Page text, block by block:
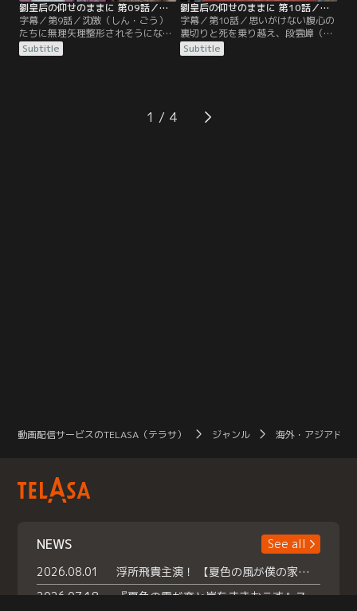
劉皇后の仰せのままに 第09話／字幕
字幕／第9話／沈傲（しん・ごう）
たちに無理矢理整形されそうになっ
た劉金鳳（りゅう・きんぽう）だっ
たが、持ち前の怪力で脱出し、事な
追いかけまわし、髪を引っ張り合う
大ゲンカをした末に、皇宮を出てい
Subtitle
劉皇后の仰せのままに 第10話／字幕
字幕／第10話／思いがけない腹心の
裏切りと死を乗り越え、段雲嶂（だ
ん・うんしょう）は親政を実現すべ
く、新たな策を講じる。それは宿敵
たと疑われた劉金鳳（りゅう・きん
ぽう）は冷宮送りに。しかし、井戸
Subtitle
1
動画配信サービスのTELASA（テラサ） ジャンル 海外・アジアドラ
NEWS
See all
2026.08.01
浮所飛貴主演！ 【夏色の風が僕の家にやってきた】 本日よりテラサで独占配信スタート！
2026.07.18
『夏色の雲が恋と嵐をまきおこす』スペシャルメイキング 【Part1】2026年７月18日（土）23時30分～配信スタート！話題のシーンの裏側を大公開！豪華キャスト大集合！ 『武宮家 真夏の家族会議』開催！